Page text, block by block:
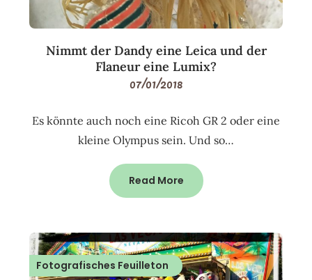
Nimmt der Dandy eine Leica und der
Flaneur eine Lumix?
07/01/2018
Es könnte auch noch eine Ricoh GR 2 oder eine
kleine Olympus sein. Und so…
Read More
Fotografisches Feuilleton